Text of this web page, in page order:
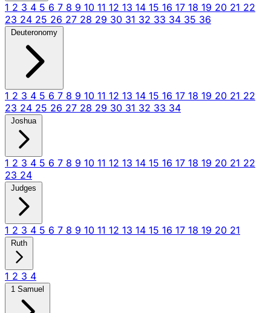
1 2 3 4 5 6 7 8 9 10 11 12 13 14 15 16 17 18 19 20 21 22
23 24 25 26 27 28 29 30 31 32 33 34 35 36
Deuteronomy
1 2 3 4 5 6 7 8 9 10 11 12 13 14 15 16 17 18 19 20 21 22
23 24 25 26 27 28 29 30 31 32 33 34
Joshua
1 2 3 4 5 6 7 8 9 10 11 12 13 14 15 16 17 18 19 20 21 22
23 24
Judges
1 2 3 4 5 6 7 8 9 10 11 12 13 14 15 16 17 18 19 20 21
Ruth
1 2 3 4
1 Samuel